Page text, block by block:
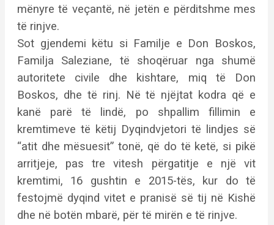
mënyre të veçantë, në jetën e përditshme mes
të rinjve.
Sot gjendemi këtu si Familje e Don Boskos,
Familja Saleziane, të shoqëruar nga shumë
autoritete civile dhe kishtare, miq të Don
Boskos, dhe të rinj. Në të njëjtat kodra që e
kanë parë të lindë, po shpallim fillimin e
kremtimeve të këtij Dyqindvjetori të lindjes së
“atit dhe mësuesit” tonë, që do të ketë, si pikë
arritjeje, pas tre vitesh përgatitje e një vit
kremtimi, 16 gushtin e 2015-tës, kur do të
festojmë dyqind vitet e pranisë së tij në Kishë
dhe në botën mbarë, për të mirën e të rinjve.